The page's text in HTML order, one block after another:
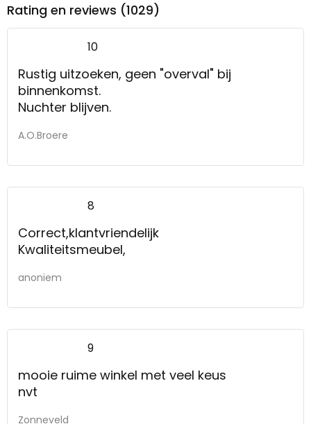
Rating en reviews (1029)
10
Rustig uitzoeken, geen "overval" bij
binnenkomst.
Nuchter blijven.
A.O.Broere
8
Correct,klantvriendelijk
Kwaliteitsmeubel,
anoniem
9
mooie ruime winkel met veel keus
nvt
Zonneveld